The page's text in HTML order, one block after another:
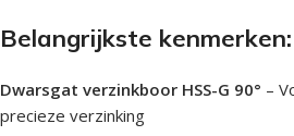
Belangrijkste kenmerken:
Dwarsgat verzinkboor HSS-G 90° –
precieze verzinking